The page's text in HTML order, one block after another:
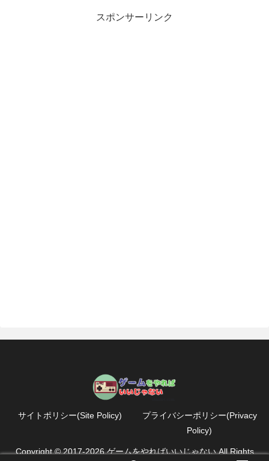
スポンサーリンク
サイトポリシー(Site Policy)
プライバシーポリシー(Privacy
Policy)
Copyright © 2017-2026 ゲームをやればいいじゃない All Rights